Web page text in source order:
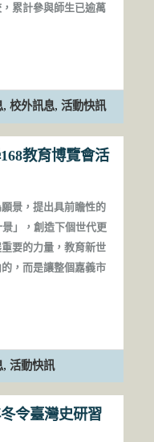
累計參與師生已逾萬
, 校外訊息, 活動快訊
教育博覽會活
景，提出具前瞻性的
」，創造下個世代更
要的力量，教育新世
，而是讓整個嘉義市
, 活動快訊
冬令臺灣史研習